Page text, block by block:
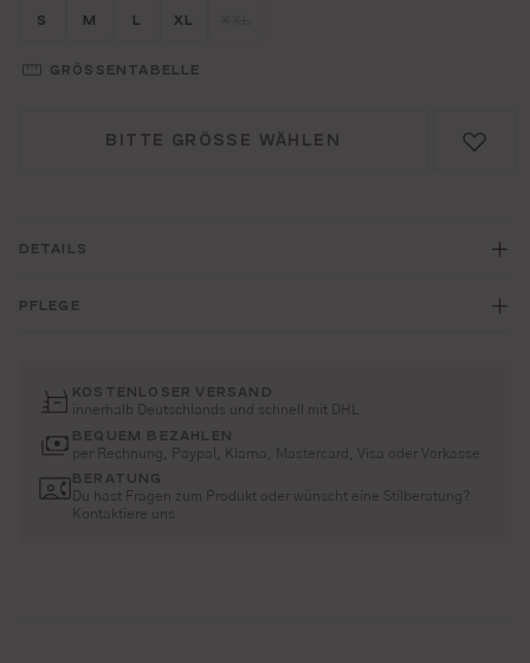
Größe wählen
S Größe wählen
M Größe wählen
L Größe wählen
XL
GRÖSSENTABELLE
BITTE GRÖSSE WÄHLEN
DETAILS
PFLEGE
KOSTENLOSER VERSAND
innerhalb Deutschlands und schnell mit DHL
BEQUEM BEZAHLEN
per Rechnung, Paypal, Klarna, Mastercard, Visa oder Vorkasse
BERATUNG
Du hast Fragen zum Produkt oder wünscht eine Stilberatung?
Kontaktiere uns